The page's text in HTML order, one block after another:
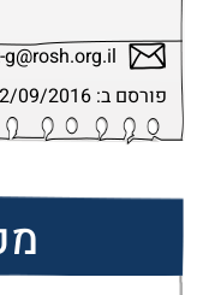
g@rosh.org.il
פורסם ב: 12/09/2016